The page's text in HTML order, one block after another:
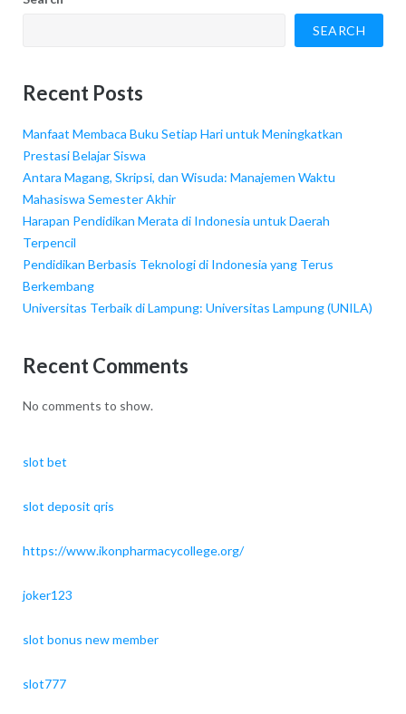
SEARCH
Recent Posts
Manfaat Membaca Buku Setiap Hari untuk Meningkatkan
Prestasi Belajar Siswa
Antara Magang, Skripsi, dan Wisuda: Manajemen Waktu
Mahasiswa Semester Akhir
Harapan Pendidikan Merata di Indonesia untuk Daerah
Terpencil
Pendidikan Berbasis Teknologi di Indonesia yang Terus
Berkembang
Universitas Terbaik di Lampung: Universitas Lampung (UNILA)
Recent Comments
No comments to show.
slot bet
slot deposit qris
https://www.ikonpharmacycollege.org/
joker123
slot bonus new member
slot777